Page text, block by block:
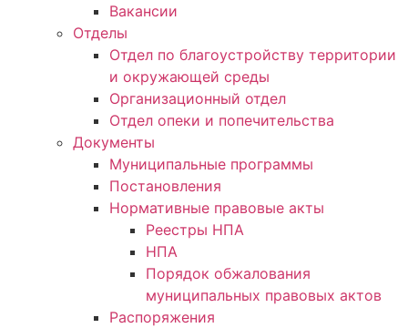
Вакансии
Отделы
Отдел по благоустройству территории
и окружающей среды
Организационный отдел
Отдел опеки и попечительства
Документы
Муниципальные программы
Постановления
Нормативные правовые акты
Реестры НПА
НПА
Порядок обжалования
муниципальных правовых актов
Распоряжения